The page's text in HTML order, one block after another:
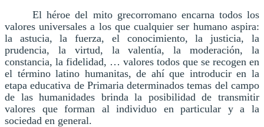
El héroe del mito grecorromano encarna todos los
valores universales a los que cualquier ser humano aspira:
la astucia, la fuerza, el conocimiento, la justicia, la
prudencia, la virtud, la valentía, la moderación, la
constancia, la fidelidad, … valores todos que se recogen en
el término latino humanitas, de ahí que introducir en la
etapa educativa de Primaria determinados temas del campo
de las humanidades brinda la posibilidad de transmitir
valores que forman al individuo en particular y a la
sociedad en general.